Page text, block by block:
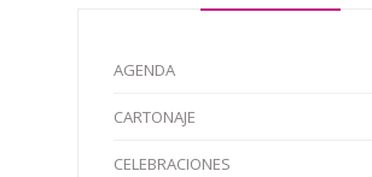
AGENDA
CARTONAJE
CELEBRACIONES